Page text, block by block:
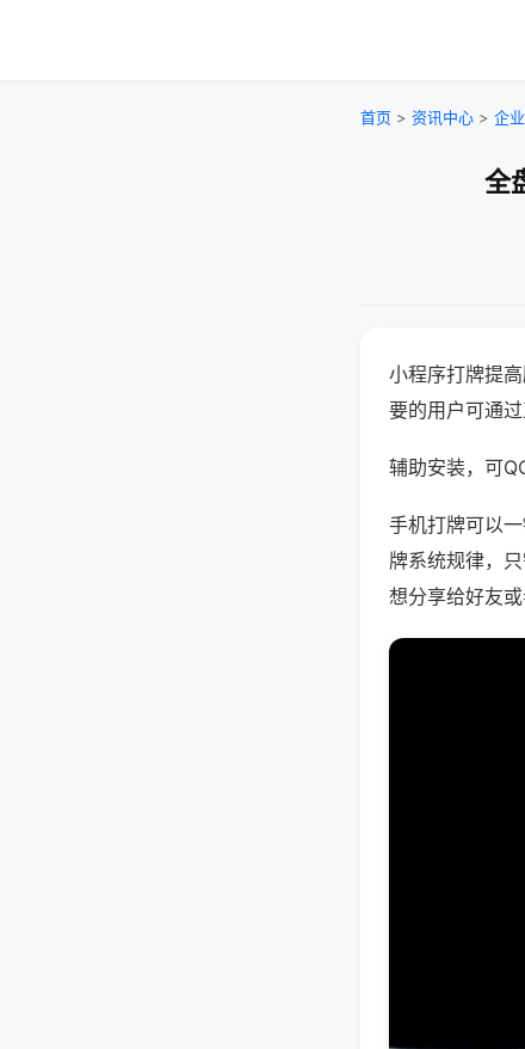
首页 > 资讯中心 > 企
全
小程序打牌提
要的用户可通过
辅助安装，可
手机打牌可以
牌系统规律，
想分享给好友